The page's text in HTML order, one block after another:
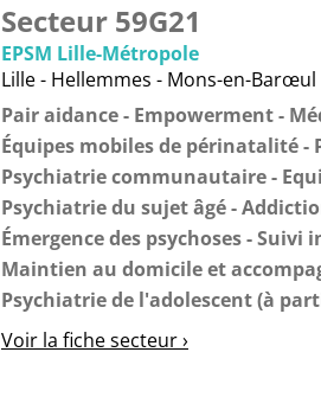
Secteur 59G21
EPSM Lille-Métropole
Lille - Hellemmes - Mons-en-Barœul
Pair aidance
Empowerment
Équipes mobiles de périnatalité
Psychiatrie communautaire
Psychiatrie du sujet âgé
Émergence des psychoses Suivi
Maintien au domicile et
Psychiatrie de l'adolescent (à
Voir la fiche secteur ›